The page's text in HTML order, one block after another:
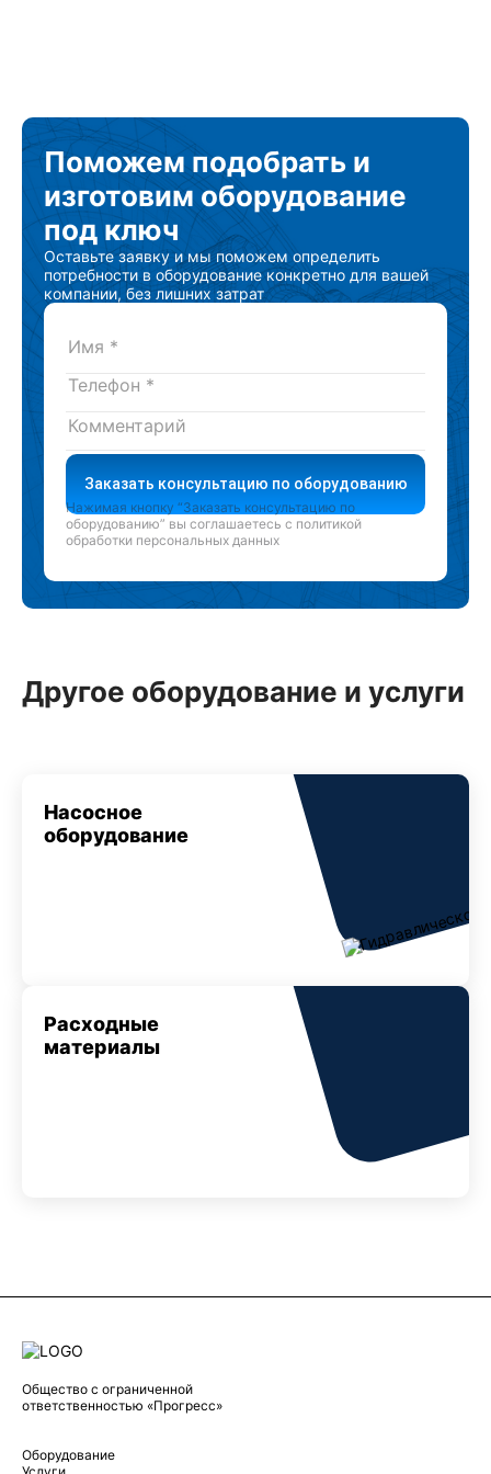
Поможем подобрать и
изготовимоборудование
под ключ
Оставьте заявку и мы поможем определить
потребности в оборудование конкретно для вашей
компании, без лишних затрат
Заказать консультацию по оборудованию
Нажимая кнопку “Заказать консультацию по
оборудованию” вы соглашаетесь с политикой
обработки персональных данных
Другое оборудование и услуги
Насосное
оборудование
Расходные
материалы
Общество с ограниченной
ответственностью «Прогресс»
Оборудование